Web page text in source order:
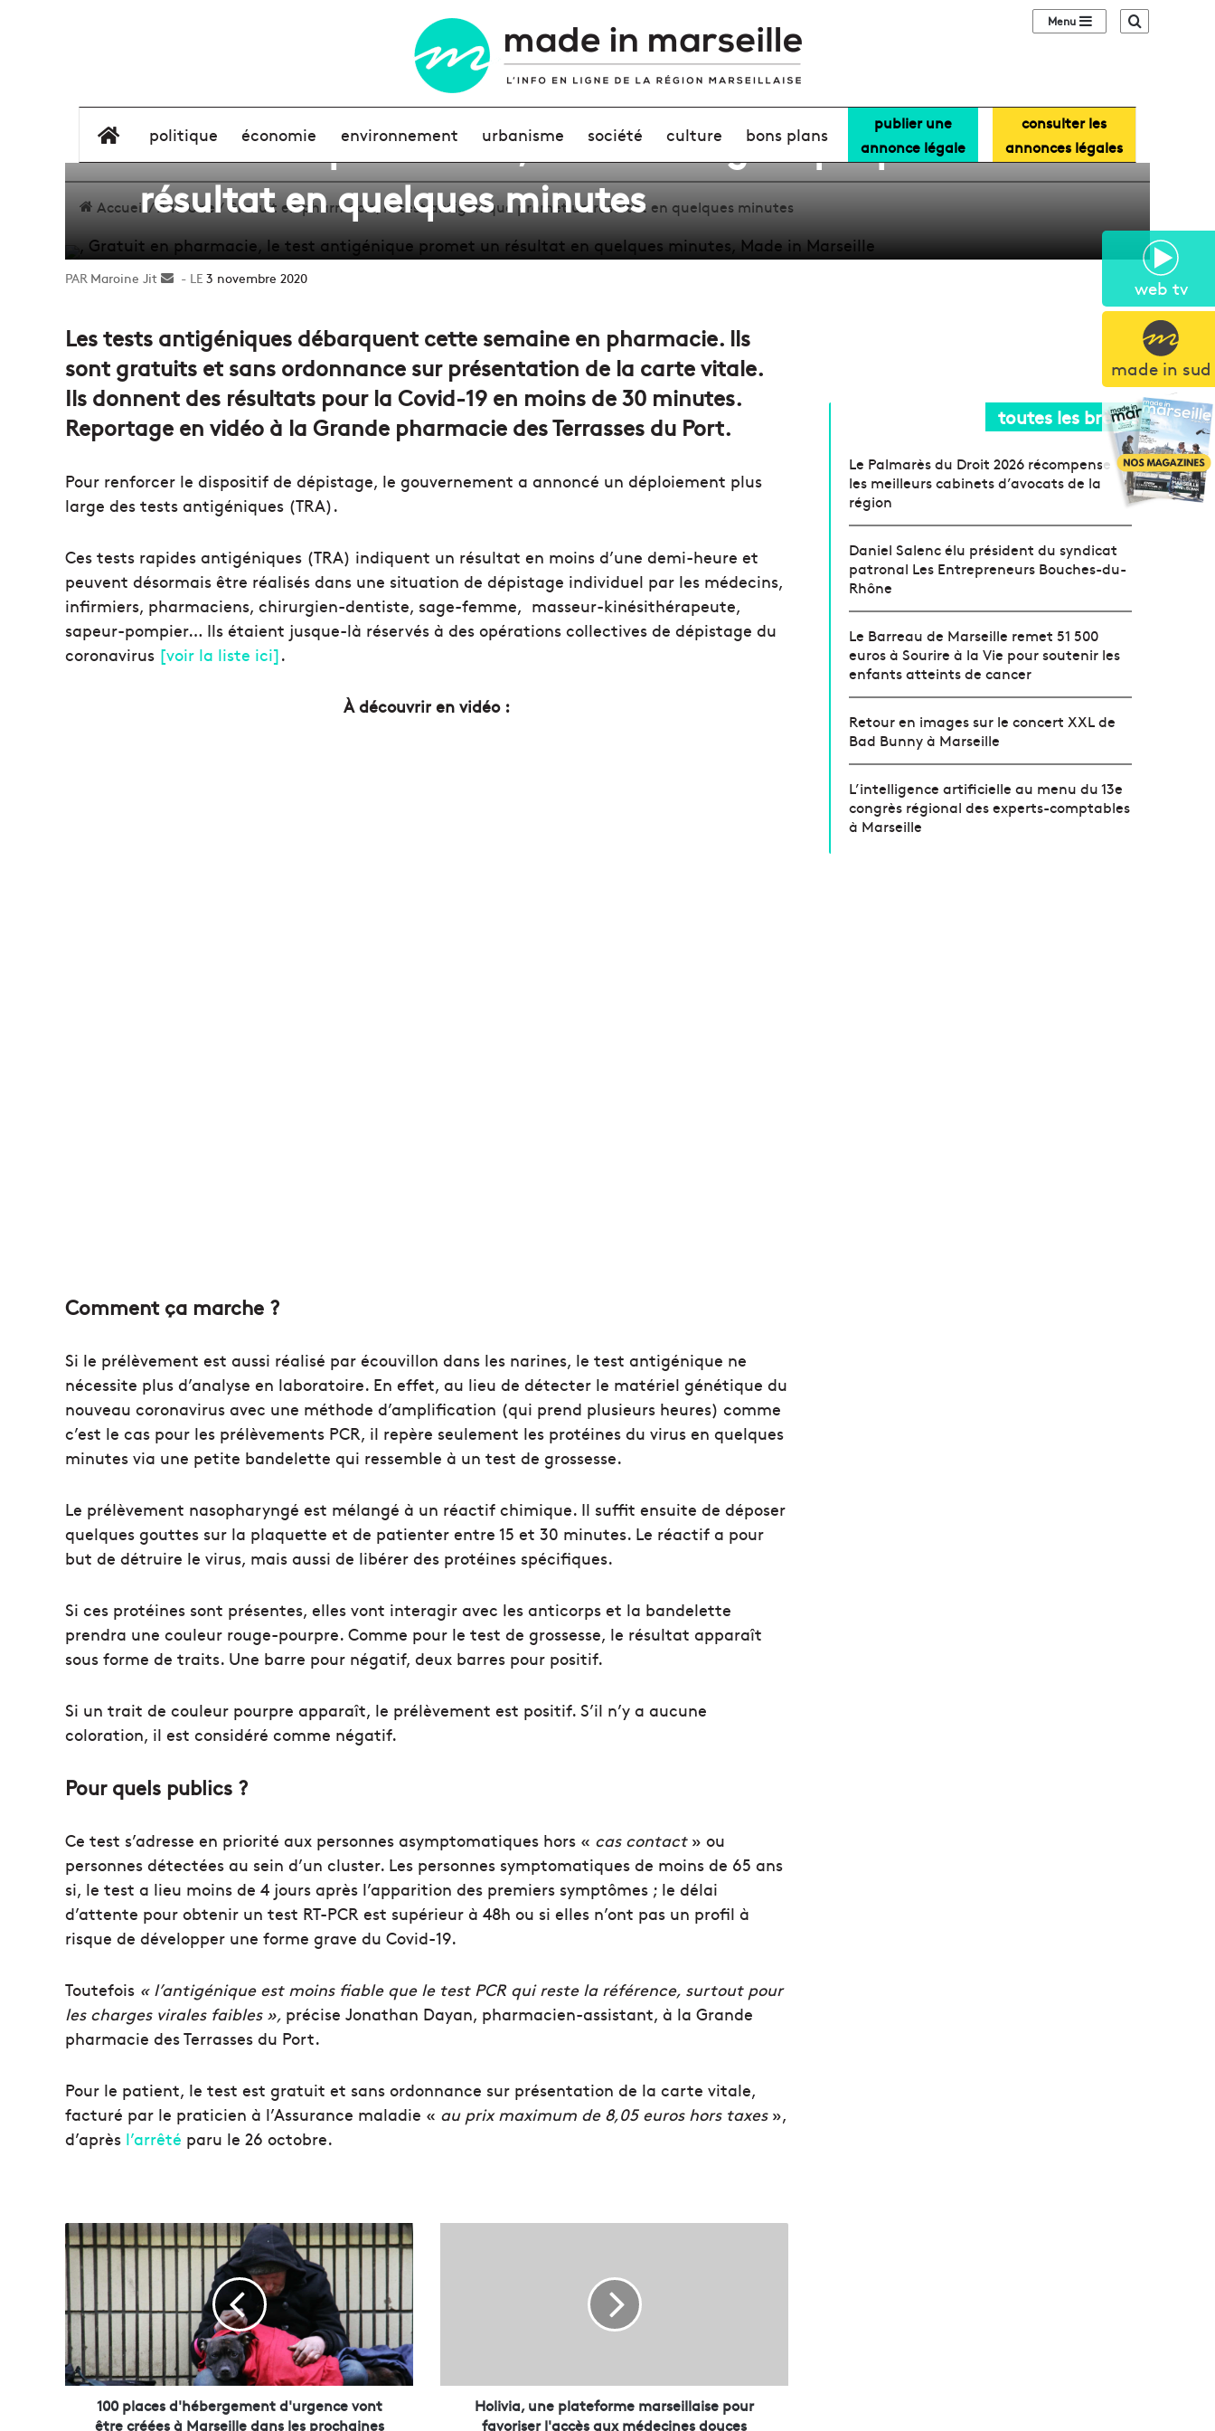
web tv
made in sud
Sidebar (barre
élément de menu
politique économie environnement urbanisme société culture bons plans
publier une
annonce légale
consulter les
annonces légales
Accueil /A la Une /Gratuit en pharmacie, le test antigénique promet un résultat en quelques minutes
Gratuit en pharmacie, le test antigénique promet un
résultat en quelques minutes
Maroine Jit
Envoyer3 novembre 2020
Les tests antigéniques débarquent cette semaine en pharmacie. lls
sont gratuits et sans ordonnance sur présentation de la carte vitale.
Ils donnent des résultats pour la Covid-19 en moins de 30 minutes.
Reportage en vidéo à la Grande pharmacie des Terrasses du Port.
Pour renforcer le dispositif de dépistage, le gouvernement a annoncé un déploiement plus
large des tests antigéniques (TRA).
Ces tests rapides antigéniques (TRA) indiquent un résultat en moins d’une demi-heure et
peuvent désormais être réalisés dans une situation de dépistage individuel par les médecins,
infirmiers, pharmaciens, chirurgien-dentiste, sage-femme, masseur-kinésithérapeute,
sapeur-pompier… Ils étaient jusque-là réservés à des opérations collectives de dépistage du
coronavirus [voir la liste ici].
À découvrir en vidéo :
Comment ça marche ?
Si le prélèvement est aussi réalisé par écouvillon dans les narines, le test antigénique ne
nécessite plus d’analyse en laboratoire. En effet, au lieu de détecter le matériel génétique du
nouveau coronavirus avec une méthode d’amplification (qui prend plusieurs heures) comme
c’est le cas pour les prélèvements PCR, il repère seulement les protéines du virus en quelques
minutes via une petite bandelette qui ressemble à un test de grossesse.
Le prélèvement nasopharyngé est mélangé à un réactif chimique. Il suffit ensuite de déposer
quelques gouttes sur la plaquette et de patienter entre 15 et 30 minutes. Le réactif a pour
but de détruire le virus, mais aussi de libérer des protéines spécifiques.
Si ces protéines sont présentes, elles vont interagir avec les anticorps et la bandelette
prendra une couleur rouge-pourpre. Comme pour le test de grossesse, le résultat apparaît
sous forme de traits. Une barre pour négatif, deux barres pour positif.
Si un trait de couleur pourpre apparaît, le prélèvement est positif. S’il n’y a aucune
coloration, il est considéré comme négatif.
Pour quels publics ?
Ce test s’adresse en priorité aux personnes asymptomatiques hors « cas contact» ou
personnes détectées au sein d’un cluster. Les personnes symptomatiques de moins de 65 ans
si, le test a lieu moins de 4 jours après l’apparition des premiers symptômes ; le délai
d’attente pour obtenir un test RT-PCR est supérieur à 48h ou si elles n’ont pas un profil à
risque de développer une forme grave du Covid-19.
Toutefois « l’antigénique est moins fiable que le test PCR qui reste la référence, surtout pour
les charges virales faibles », précise Jonathan Dayan, pharmacien-assistant, à la Grande
pharmacie des Terrasses du Port.
Pour le patient, le test est gratuit et sans ordonnance sur présentation de la carte vitale,
facturé par le praticien à l’Assurance maladie « au prix maximum de 8,05 euros hors taxes»,
d’après l’arrêté paru le 26 octobre.
1
0
p
l
a
c
e
s
100 places d'hébergement d'urgence vont
être créées à Marseille dans les prochaines
u
Holivia, une plateforme marseillaise pour
favoriser l'accès aux médecines douces
toutes les brèves
Le Palmarès du Droit 2026 récompense
les meilleurs cabinets d’avocats de la
région
Daniel Salenc élu président du syndicat
patronal Les Entrepreneurs Bouches-du-
Rhône
Le Barreau de Marseille remet 51 500
euros à Sourire à la Vie pour soutenir les
enfants atteints de cancer
Retour en images sur le concert XXL de
Bad Bunny à Marseille
L’intelligence artificielle au menu du 13e
congrès régional des experts-comptables
à Marseille